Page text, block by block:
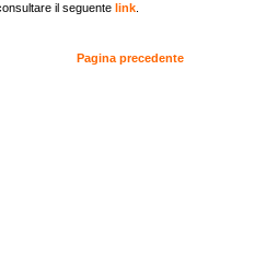
il seguente link
Pagina precedente